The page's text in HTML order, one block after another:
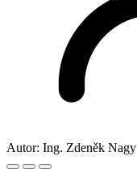
Autor: Ing. Zdeněk Nagy